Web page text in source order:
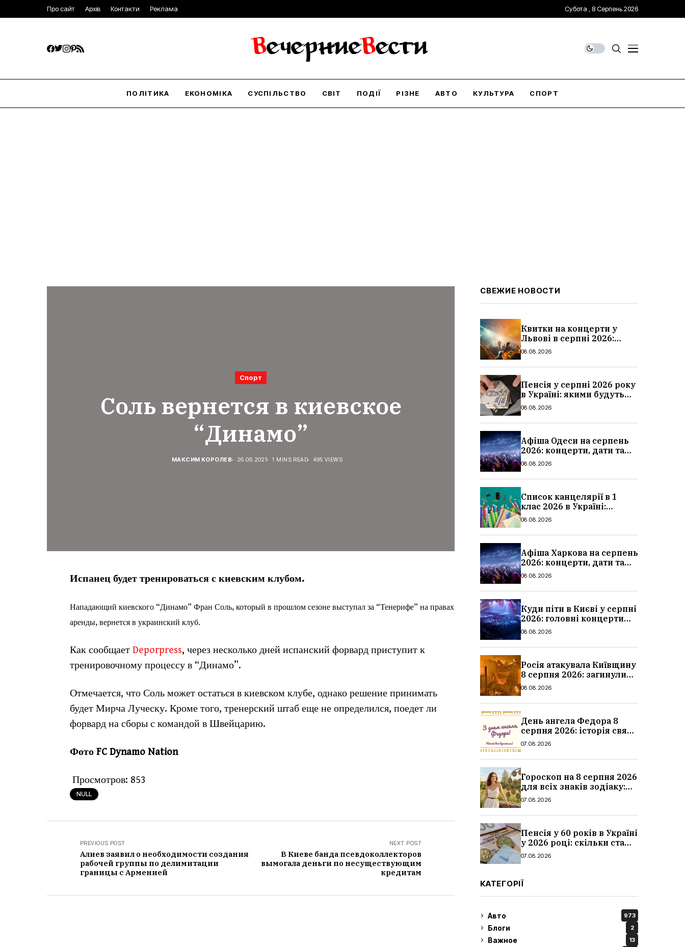
Про сайт Архів Контакти Реклама Субота , 8 Серпень 2026
ПОЛІТИКА ЕКОНОМІКА СУСПІЛЬСТВО СВІТ ПОДІЇ РІЗНЕ АВТО КУЛЬТУРА СПОРТ
Спорт
Соль вернется в киевское
“Динамо”
МАКСИМ КОРОЛЕВ 26.06.2021 1 MINS READ 495 VIEWS
Испанец будет тренироваться с киевским клубом.
Нападающий киевского “Динамо” Фран Соль, который в прошлом сезоне выступал за “Тенерифе” на правах
аренды, вернется в украинский клуб.
Как сообщает Deporpress, через несколько дней испанский форвард приступит к
тренировочному процессу в “Динамо”.
Отмечается, что Соль может остаться в киевском клубе, однако решение принимать
будет Мирча Луческу. Кроме того, тренерский штаб еще не определился, поедет ли
форвард на сборы с командой в Швейцарию.
Фото FC Dynamo Nation
Просмотров: 853
NULL
PREVIOUS POST
Алиев заявил о необходимости создания
рабочей группы по делимитации
границы с Арменией
NEXT POST
В Киеве банда псевдоколлекторов
вымогала деньги по несуществующим
кредитам
СВЕЖИЕ НОВОСТИ
Квитки на концерти у
Львові в серпні 2026:
дати, ціни та локації
08.08.2026
Пенсія у серпні 2026 року
в Україні: якими будуть
мінімальні та
суми
08.08.2026
Афіша Одеси на серпень
2026: концерти, дати та
ціни квитків
08.08.2026
Список канцелярії в 1
клас 2026 в Україні:
повний чек-лист для
08.08.2026
Афіша Харкова на серпень
2026: концерти, дати та
ціни квитків
08.08.2026
Куди піти в Києві у серпні
2026: головні концерти
місяця, дати, артисти та
08.08.2026
Росія атакувала Київщину
8 серпня 2026: загинули
троє людей, серед них
08.08.2026
День ангела Федора 8
серпня 2026: історія свята,
значення імені,
прозі
07.08.2026
Гороскоп на 8 серпня 2026
для всіх знаків зодіаку:
кохання, гроші та справи
07.08.2026
Пенсія у 60 років в Україні
у 2026 році: скільки стажу
потрібно, умови, кому
07.08.2026
КАТЕГОРІЇ
Авто 973
Блоги 2
Важное 13